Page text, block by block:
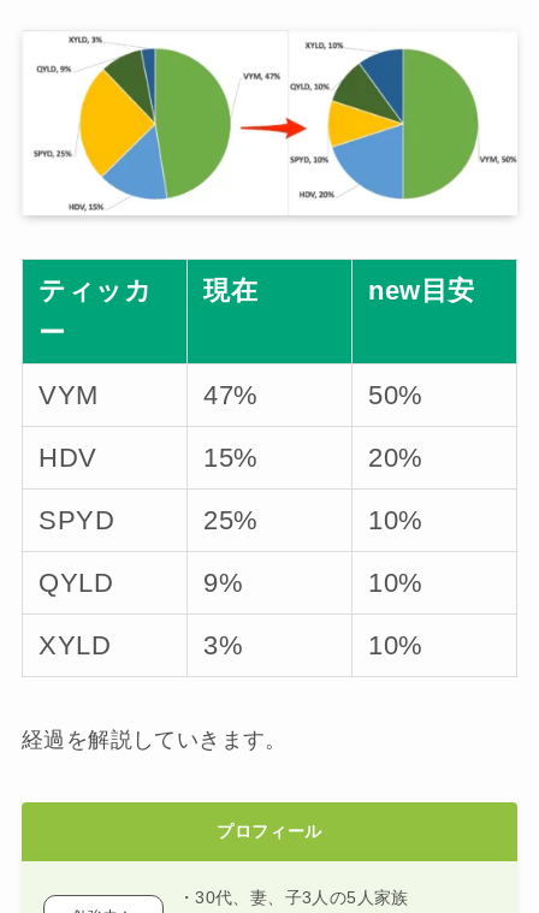
ティッカ
ー
現在 new目安
VYM 47% 50%
HDV 15% 20%
SPYD 25% 10%
QYLD 9% 10%
XYLD 3% 10%
経過を解説していきます。
プロフィール
・30代、妻、子3人の5人家族